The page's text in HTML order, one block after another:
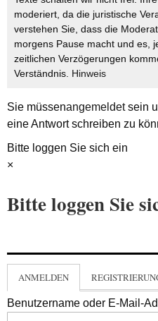
moderiert, da die juristische
verstehen Sie, dass die
morgens Pause macht und es,
zeitlichen Verzögerungen
Verständnis. Hinweis
Sie müssenangemeldetsein
eine Antwort schreiben zu
Bitte loggen Sie sich ein
×
Bitte loggen Sie
ANMELDEN
Benutzername oder E-Mail-